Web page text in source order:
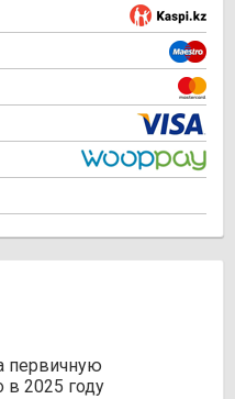
первичную
в 2025 году